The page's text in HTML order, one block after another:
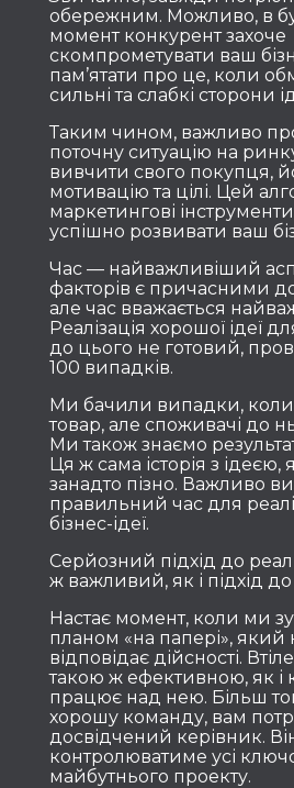
обережним. Можливо, в
момент конкурент захоче
скомпрометувати ваш
пам’ятати про це, коли
сильні та слабкі сторони
Таким чином, важливо
поточну ситуацію на
вивчити свого покупця,
мотивацію та цілі. Цей
маркетингові
успішно розвивати ваш
Час — найважливіший
факторів є причасними до
але час вважається
Реалізація хорошої ідеї
до цього не готовий,
100 випадків.
Ми бачили випадки,
товар, але споживачі до
Ми також знаємо результат
Ця ж сама історія з ідеєю,
занадто пізно. Важливо
правильний час для
бізнес-ідеї.
Серйозний підхід до
ж важливий, як і підхід
Настає момент, коли ми
планом «на папері», який
відповідає дійсності.
такою ж ефективною, як і
працює над нею. Більш
хорошу команду, вам
досвідчений керівник.
контролюватиме усі
майбутнього проекту.